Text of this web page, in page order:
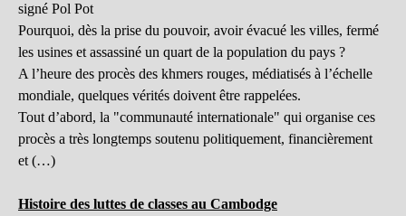
signé Pol Pot
Pourquoi, dès la prise du pouvoir, avoir évacué les villes, fermé
les usines et assassiné un quart de la population du pays ?
A l’heure des procès des khmers rouges, médiatisés à l’échelle
mondiale, quelques vérités doivent être rappelées.
Tout d’abord, la "communauté internationale" qui organise ces
procès a très longtemps soutenu politiquement, financièrement
et (…)
Histoire des luttes de classes au Cambodge